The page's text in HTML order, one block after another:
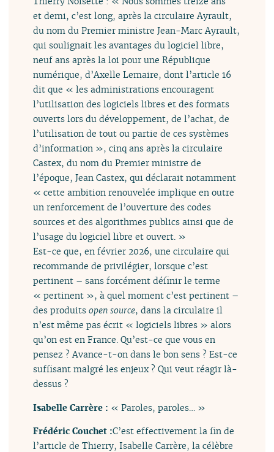
et demi, c’est long, après la circulaire Ayrault,
du nom du Premier ministre Jean-Marc Ayrault,
qui soulignait les avantages du logiciel libre,
neuf ans après la loi pour une République
numérique, d’Axelle Lemaire, dont l’article 16
dit que « les administrations encouragent
l’utilisation des logiciels libres et des formats
ouverts lors du développement, de l’achat, de
l’utilisation de tout ou partie de ces systèmes
d’information », cinq ans après la circulaire
Castex, du nom du Premier ministre de
l’époque, Jean Castex, qui déclarait notamment
« cette ambition renouvelée implique en outre
un renforcement de l’ouverture des codes
sources et des algorithmes publics ainsi que de
l’usage du logiciel libre et ouvert. »
Est-ce que, en février 2026, une circulaire qui
recommande de privilégier, lorsque c’est
pertinent – sans forcément définir le terme
« pertinent », à quel moment c’est pertinent –
des produitsopen source, dans la circulaire il
n’est même pas écrit « logiciels libres » alors
qu’on est en France. Qu’est-ce que vous en
pensez ? Avance-t-on dans le bon sens ? Est-ce
suffisant malgré les enjeux ? Qui veut réagir là-
dessus ?
Isabelle Carrère : « Paroles, paroles… »
Frédéric Couchet :C’est effectivement la fin de
l’article de Thierry, Isabelle Carrère, la célèbre